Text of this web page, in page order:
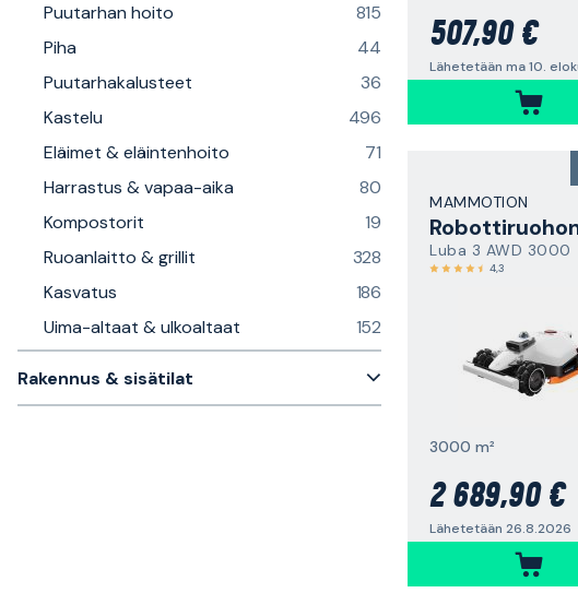
Puutarhan hoito
815
Piha
44
Puutarhakalusteet
36
Kastelu
496
Eläimet & eläintenhoito
71
Harrastus & vapaa-aika
80
Kompostorit
19
Ruoanlaitto & grillit
328
Kasvatus
186
Uima-altaat & ulkoaltaat
152
Rakennus & sisätilat
507,90 €
Lähetetään ma 10.
MAMMOTION
Luba 3 AWD 3000
4,3
3000 m²
2 689,90 €
Lähetetään 26.8.2026